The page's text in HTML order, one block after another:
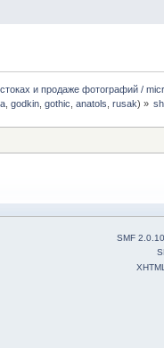
и продаже фотографий /
,godkin ,gothic ,anatols ,rusak) »
SMF